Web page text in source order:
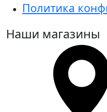
Политика
Наши магазины